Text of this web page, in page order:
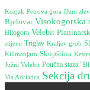
Kozjak Petrova gora Dani
Bjelovar Visokogorska
Bilogora Velebit
stijene Triglav Kraljev grob
Kilimanjaro Skupština
Južni Velebit Poučna staza
Via Adriatica Sekcija